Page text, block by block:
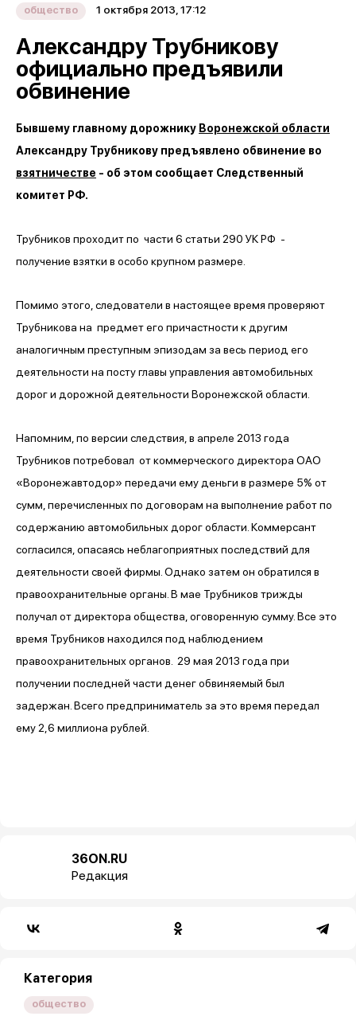
общество 1 октября 2013, 17:12
Александру Трубникову
официально предъявили
обвинение
Бывшему главному дорожнику Воронежской области
Александру Трубникову предъявлено обвинение во
взятничестве - об этом сообщает Следственный
комитет РФ.
Трубников проходит по части 6 статьи 290 УК РФ -
получение взятки в особо крупном размере.
Помимо этого, следователи в настоящее время проверяют
Трубникова на предмет его причастности к другим
аналогичным преступным эпизодам за весь период его
деятельности на посту главы управления автомобильных
дорог и дорожной деятельности Воронежской области.
Напомним, по версии следствия, в апреле 2013 года
Трубников потребовал от коммерческого директора ОАО
«Воронежавтодор» передачи ему деньги в размере 5% от
сумм, перечисленных по договорам на выполнение работ по
содержанию автомобильных дорог области. Коммерсант
согласился, опасаясь неблагоприятных последствий для
деятельности своей фирмы. Однако затем он обратился в
правоохранительные органы. В мае Трубников трижды
получал от директора общества, оговоренную сумму. Все это
время Трубников находился под наблюдением
правоохранительных органов. 29 мая 2013 года при
получении последней части денег обвиняемый был
задержан. Всего предприниматель за это время передал
ему 2,6 миллиона рублей.
36ON.RU
Редакция
Категория
общество